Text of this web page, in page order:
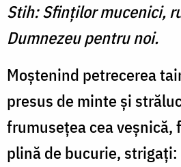
Stih: Sfinţilor mucenici,
Dumnezeu pentru noi.
Moştenind petrecerea
presus de minte şi
frumuseţea cea veşnică,
plină de bucurie,